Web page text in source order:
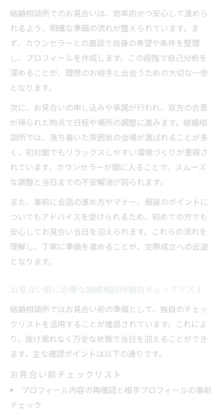
ナー
女性が実践すべきお見合いでの振る舞いポ
イント
結婚相談所お見合い待ち合わせ時の正しい
挨拶
お見合い席での会話と所作のコツを徹底解
説
結婚相談所お見合いマナーで交際成立を目
指す
安心して迎えるための当日シミュレーション術
結婚相談所お見合い当日の流れを徹底シミ
ュレーション
お見合い待ち合わせで失敗しない立ち回り
方
IBJ流お見合い当日のチェックポイント解説
結婚相談所を活用した当日トラブル対策の
秘訣
え
プロフィール研究から始まるお見合い勝利法
結婚相談所プロフィール研究で好印象を作
る方法
お見合い前に知っておきたい情報整理のコ
ツ
プロフィールから話題を選ぶ結婚相談所流
結婚相談所でのお見合いは、効率的かつ安心して進めら
れるよう、明確な準備の流れが整えられています。ま
ず、カウンセラーとの面談で自身の希望や条件を整理
し、プロフィールを作成します。この段階で自己分析を
深めることが、理想のお相手と出会うための大切な一歩
となります。
次に、お見合いの申し込みや承諾が行われ、双方の合意
が得られた時点で日程や場所の調整に進みます。結婚相
談所では、落ち着いた雰囲気の会場が選ばれることが多
く、初対面でもリラックスしやすい環境づくりが重視さ
れています。カウンセラーが間に入ることで、スムーズ
な調整と当日までの不安解消が図られます。
また、事前に会話の進め方やマナー、服装のポイントに
ついてもアドバイスを受けられるため、初めての方でも
安心してお見合い当日を迎えられます。これらの流れを
理解し、丁寧に準備を進めることが、交際成立への近道
となります。
お見合い前に必要な結婚相談所独自チェックリスト
結婚相談所ではお見合い前の準備として、独自のチェッ
クリストを活用することが推奨されています。これによ
り、抜け漏れなく万全な状態で当日を迎えることができ
ます。主な確認ポイントは以下の通りです。
お見合い前チェックリスト
プロフィール内容の再確認と相手プロフィールの事前
チェック